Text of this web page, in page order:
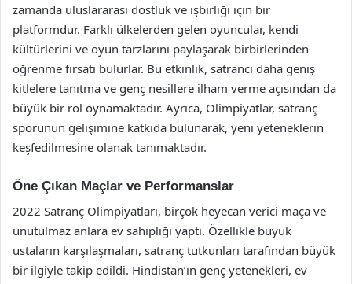
zamanda uluslararası dostluk ve işbirliği için bir
platformdur. Farklı ülkelerden gelen oyuncular, kendi
kültürlerini ve oyun tarzlarını paylaşarak birbirlerinden
öğrenme fırsatı bulurlar. Bu etkinlik, satrancı daha geniş
kitlelere tanıtma ve genç nesillere ilham verme açısından da
büyük bir rol oynamaktadır. Ayrıca, Olimpiyatlar, satranç
sporunun gelişimine katkıda bulunarak, yeni yeteneklerin
keşfedilmesine olanak tanımaktadır.
Öne Çıkan Maçlar ve Performanslar
2022 Satranç Olimpiyatları, birçok heyecan verici maça ve
unutulmaz anlara ev sahipliği yaptı. Özellikle büyük
ustaların karşılaşmaları, satranç tutkunları tarafından büyük
bir ilgiyle takip edildi. Hindistan’ın genç yetenekleri, ev